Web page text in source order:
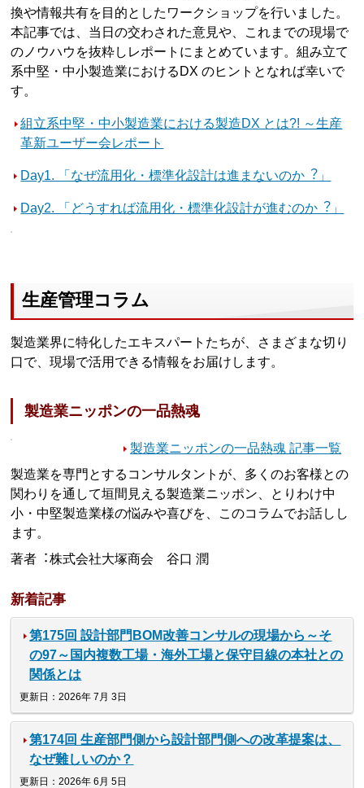
換や情報共有を目的としたワークショップを行いました。
本記事では、当日の交わされた意見や、これまでの現場で
のノウハウを抜粋しレポートにまとめています。組み立て
系中堅・中小製造業におけるDX のヒントとなれば幸いで
す。
組立系中堅・中小製造業における製造DX とは?! ～生産
革新ユーザー会レポート
Day1. 「なぜ流用化・標準化設計は進まないのか︖」
Day2. 「どうすれば流用化・標準化設計が進むのか︖」
生産管理コラム
製造業界に特化したエキスパートたちが、さまざまな切り
口で、現場で活用できる情報をお届けします。
製造業ニッポンの一品熱魂
製造業ニッポンの一品熱魂 記事一覧
製造業を専門とするコンサルタントが、多くのお客様との
関わりを通して垣間見える製造業ニッポン、とりわけ中
小・中堅製造業様の悩みや喜びを、このコラムでお話しし
ます。
著者︓株式会社大塚商会 谷口 潤
新着記事
第175回 設計部門BOM改善コンサルの現場から～そ
の97～国内複数工場・海外工場と保守目線の本社との
関係とは
更新日：2026年 7月 3日
第174回 生産部門側から設計部門側への改革提案は、
なぜ難しいのか？
更新日：2026年 6月 5日